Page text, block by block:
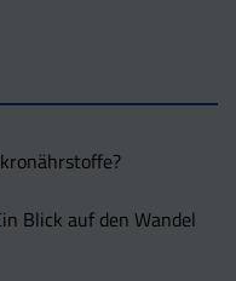
Blick auf den Wandel